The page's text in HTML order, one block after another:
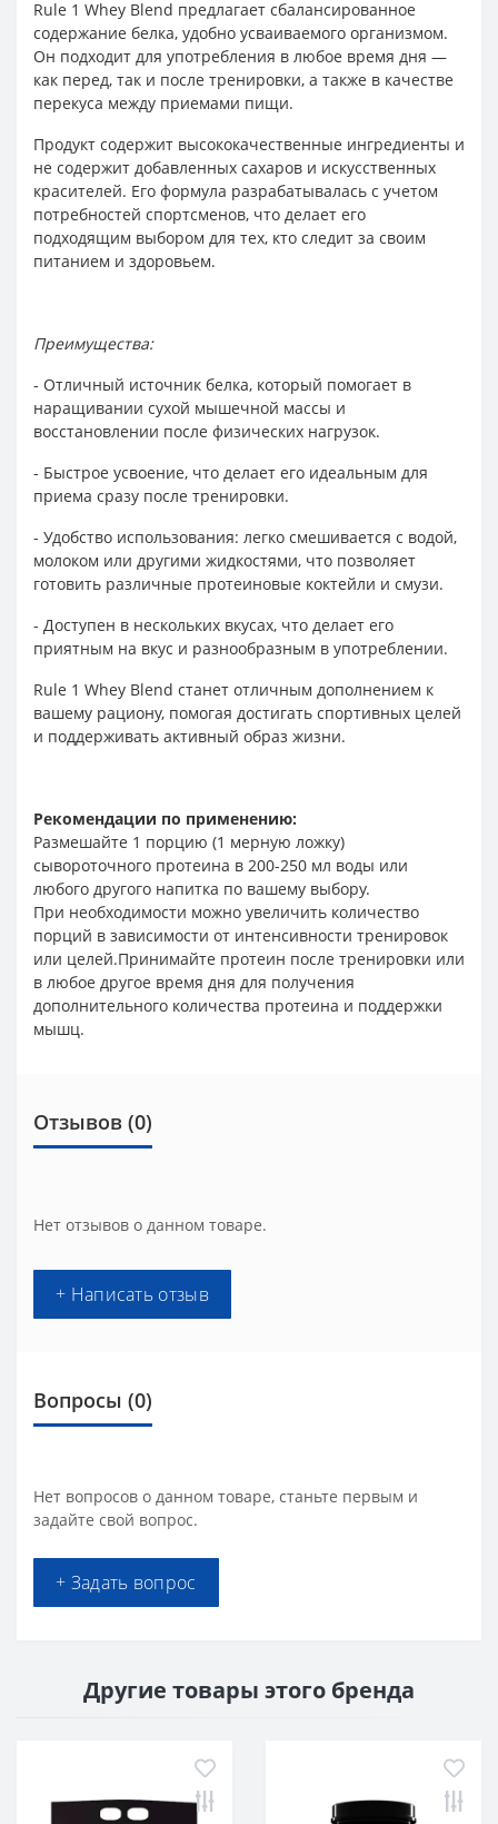
Rule 1 Whey Blend предлагает сбалансированное
содержание белка, удобно усваиваемого организмом.
Он подходит для употребления в любое время дня —
как перед, так и после тренировки, а также в качестве
перекуса между приемами пищи.
Продукт содержит высококачественные ингредиенты и
не содержит добавленных сахаров и искусственных
красителей. Его формула разрабатывалась с учетом
потребностей спортсменов, что делает его
подходящим выбором для тех, кто следит за своим
питанием и здоровьем.
Преимущества:
- Отличный источник белка, который помогает в
наращивании сухой мышечной массы и
восстановлении после физических нагрузок.
- Быстрое усвоение, что делает его идеальным для
приема сразу после тренировки.
- Удобство использования: легко смешивается с водой,
молоком или другими жидкостями, что позволяет
готовить различные протеиновые коктейли и смузи.
- Доступен в нескольких вкусах, что делает его
приятным на вкус и разнообразным в употреблении.
Rule 1 Whey Blend станет отличным дополнением к
вашему рациону, помогая достигать спортивных целей
и поддерживать активный образ жизни.
Рекомендации по применению:
Размешайте 1 порцию (1 мерную ложку)
сывороточного протеина в 200-250 мл воды или
любого другого напитка по вашему выбору.
При необходимости можно увеличить количество
порций в зависимости от интенсивности тренировок
или целей.Принимайте протеин после тренировки или
в любое другое время дня для получения
дополнительного количества протеина и поддержки
мышц.
Отзывов (0)
Нет отзывов о данном товаре.
+ Написать отзыв
Вопросы (0)
Нет вопросов о данном товаре, станьте первым и
задайте свой вопрос.
+ Задать вопрос
Другие товары этого бренда